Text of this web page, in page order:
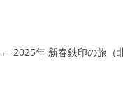
投稿ナビゲーション
← 2025年 新春鉄印の旅（